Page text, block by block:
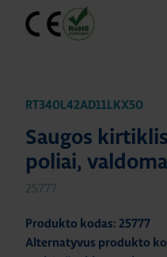
RT340L42AD11LKX50
Saugos
poliai,
25777
Produkto kodas: 25777
Alternatyvus produkto